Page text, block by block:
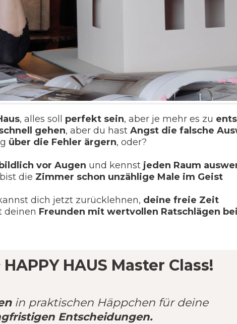
, alles soll perfekt sein, aber je mehr es zu
gehen, aber du hast Angst die falsche
über die Fehler ärgern, oder?
vor Augen und kennst jeden Raum
die Zimmer schon unzählige Male im Geist
dich jetzt zurücklehnen, deine freie Zeit
deinen Freunden mit wertvollen Ratschlägen
HAPPY HAUS Master Class!
in praktischen Häppchen für deine
Entscheidungen.